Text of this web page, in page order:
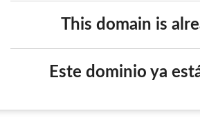
This domain is
Este dominio ya